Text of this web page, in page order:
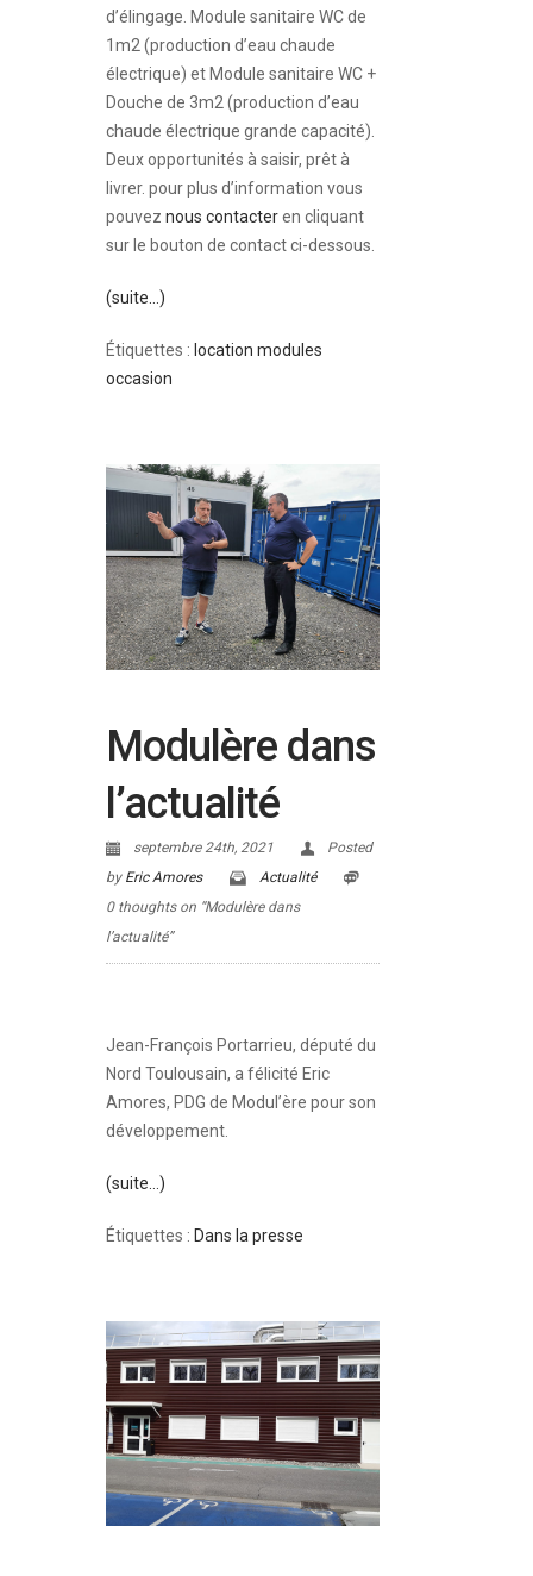
d’élingage. Module sanitaire WC de
1m2(production d’eau chaude
électrique) et Module sanitaire WC +
Douche de 3m2(production d’eau
chaude électrique grande capacité).
Deux opportunités à saisir, prêt à
livrer. pour plus d’information vous
pouvez nous contacteren cliquant
sur le bouton de contact ci-dessous.
(suite…)
Étiquettes : location modules
occasion
Modulère dans
l’actualité
septembre 24th, 2021
Posted
by Eric Amores
Actualité
0 thoughts on “Modulère dans
l’actualité”
Jean-François Portarrieu, député du
Nord Toulousain, a félicité Eric
Amores, PDG de Modul’ère pour son
développement.
(suite…)
Étiquettes : Dans la presse